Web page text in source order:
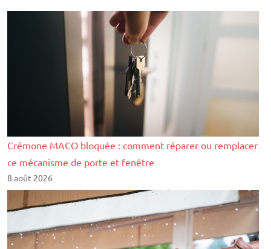
Crémone MACO bloquée : comment réparer ou remplacer
ce mécanisme de porte et fenêtre
8 août 2026